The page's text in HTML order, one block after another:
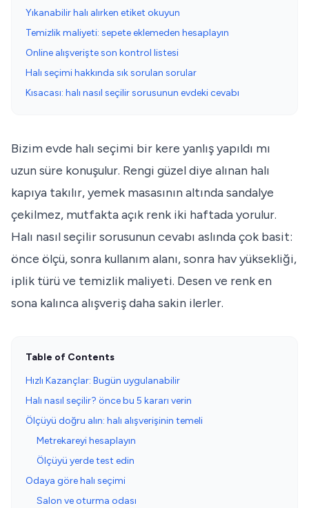
Yıkanabilir halı alırken etiket okuyun
Temizlik maliyeti: sepete eklemeden hesaplayın
Online alışverişte son kontrol listesi
Halı seçimi hakkında sık sorulan sorular
Kısacası: halı nasıl seçilir sorusunun evdeki cevabı
Bizim evde halı seçimi bir kere yanlış yapıldı mı
uzun süre konuşulur. Rengi güzel diye alınan halı
kapıya takılır, yemek masasının altında sandalye
çekilmez, mutfakta açık renk iki haftada yorulur.
Halı nasıl seçilir sorusunun cevabı aslında çok basit:
önce ölçü, sonra kullanım alanı, sonra hav yüksekliği,
iplik türü ve temizlik maliyeti. Desen ve renk en
sona kalınca alışveriş daha sakin ilerler.
Table of Contents
Hızlı Kazançlar: Bugün uygulanabilir
Halı nasıl seçilir? önce bu 5 kararı verin
Ölçüyü doğru alın: halı alışverişinin temeli
Metrekareyi hesaplayın
Ölçüyü yerde test edin
Odaya göre halı seçimi
Salon ve oturma odası